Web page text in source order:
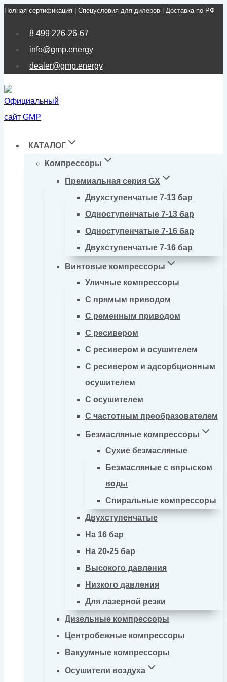
Перейти
Полная сертификация | Спецусловия для дилеров | Доставка по РФ
8 499 226-26-67
info@gmp.energy
dealer@gmp.energy
КАТАЛОГ
Компрессоры
Премиальная серия GX
Двухступенчатые 7-13 бар
Одноступенчатые 7-13 бар
Одноступенчатые 7-16 бар
Двухступенчатые 7-16 бар
Винтовые компрессоры
Уличные компрессоры
С прямым приводом
С ременным приводом
С ресивером
С ресивером и осушителем
С ресивером и адсорбционным
осушителем
С осушителем
С частотным преобразователем
Безмасляные компрессоры
Сухие безмасляные
Безмасляные с впрыском
воды
Спиральные компрессоры
Двухступенчатые
На 16 бар
На 20-25 бар
Высокого давления
Низкого давления
Для лазерной резки
Дизельные компрессоры
Центробежные компрессоры
Вакуумные компрессоры
Осушители воздуха